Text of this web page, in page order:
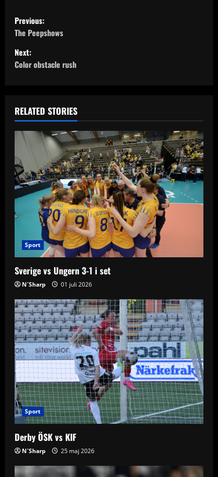
P
o
s
a
v
i
g
a
t
o
n
Previous:
The Peepshows
Next:
Color obstacle rush
RELATED STORIES
Sport
Sverige vs Ungern 3-1 i set
N´Sharp 01 juli 2026
Sport
Derby ÖSK vs KIF
N´Sharp 25 maj 2026